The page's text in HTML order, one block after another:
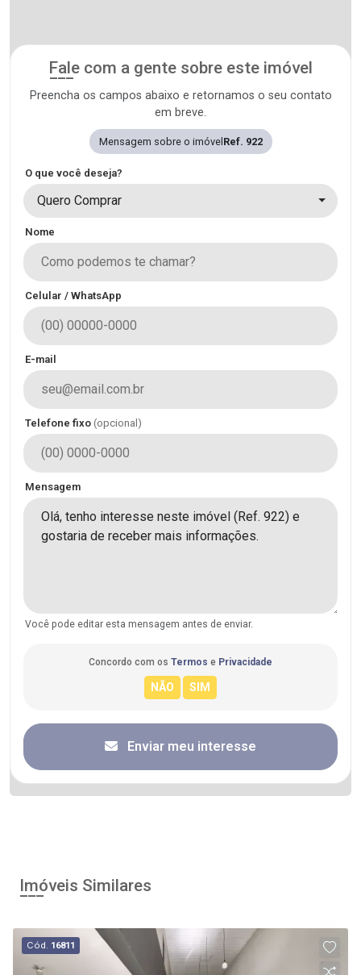
Fale com a gente sobre este imóvel
Preencha os campos abaixo e retornamos o seu contato
em breve.
Mensagem sobre o imóvel Ref. 922
O que você deseja?
Quero Comprar
Nome
Celular / WhatsApp
E-mail
Telefone fixo (opcional)
Mensagem
Você pode editar esta mensagem antes de enviar.
Concordo com os Termos e Privacidade
Enviar meu interesse
Imóveis Similares
Cód. 16811